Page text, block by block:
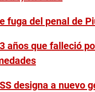
fuga del penal de
años que falleció
designa a nuevo